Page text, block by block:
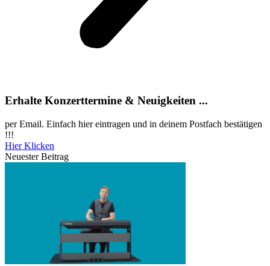
Erhalte Konzerttermine & Neuigkeiten ...
per Email. Einfach hier eintragen und in deinem Postfach bestätigen
!!!
Hier Klicken
Neuester Beitrag